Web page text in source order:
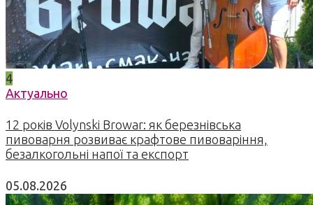
4
Актуально
12 років Volynski Browar: як березнівська
пивоварня розвиває крафтове пивоваріння,
безалкогольні напої та експорт
05.08.2026